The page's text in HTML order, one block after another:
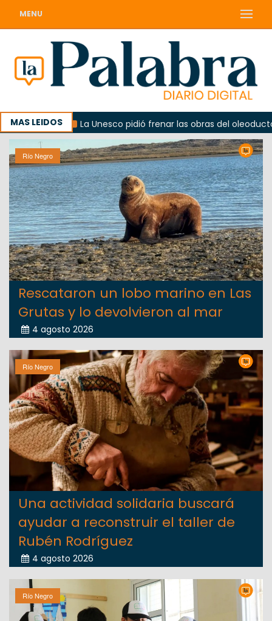
MENU
MAS LEIDOSLa Unesco pidió frenar las obras del oleoducto en
Río Negro
Rescataron un lobo marino en Las
Grutas y lo devolvieron al mar
4 agosto 2026
Río Negro
Una actividad solidaria buscará
ayudar a reconstruir el taller de
Rubén Rodríguez
4 agosto 2026
Río Negro